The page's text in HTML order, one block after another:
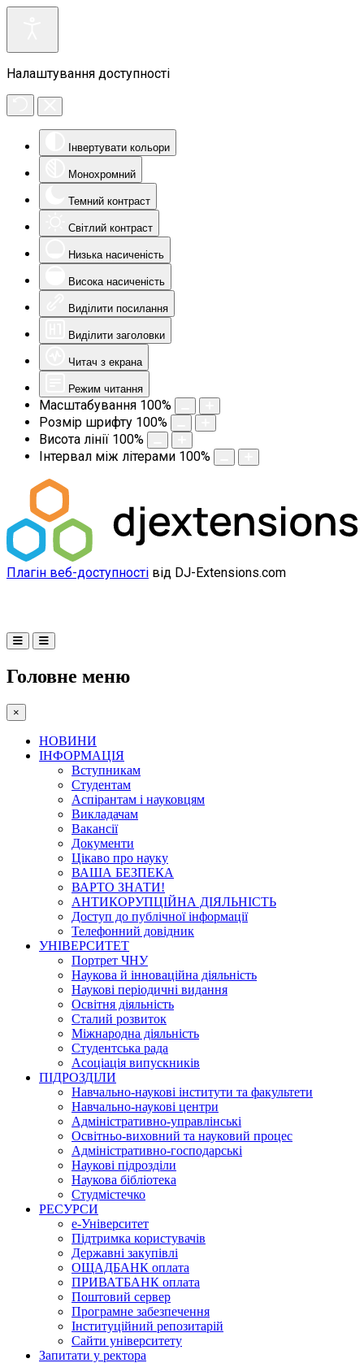
Налаштування доступності
Інвертувати кольори
Монохромний
Темний контраст
Світлий контраст
Низька насиченість
Висока насиченість
Виділити посилання
Виділити заголовки
Читач з екрана
Режим читання
Масштабування 100%
Розмір шрифту 100%
Висота лінії 100%
Інтервал між літерами 100%
Плагін веб-доступності від DJ-Extensions.com
Головне меню
×
НОВИНИ
ІНФОРМАЦІЯ
Вступникам
Студентам
Аспірантам і науковцям
Викладачам
Вакансії
Документи
Цікаво про науку
ВАША БЕЗПЕКА
ВАРТО ЗНАТИ!
АНТИКОРУПЦІЙНА ДІЯЛЬНІСТЬ
Доступ до публічної інформації
Телефонний довідник
УНІВЕРСИТЕТ
Портрет ЧНУ
Наукова й інноваційна діяльність
Наукові періодичні видання
Освітня діяльність
Сталий розвиток
Міжнародна діяльність
Студентська рада
Асоціація випускників
ПІДРОЗДІЛИ
Навчально-наукові інститути та факультети
Навчально-наукові центри
Адміністративно-управлінські
Освітньо-виховний та науковий процес
Адміністративно-господарські
Наукові підрозділи
Наукова бібліотека
Студмістечко
РЕСУРСИ
е-Університет
Підтримка користувачів
Державні закупівлі
ОЩАДБАНК оплата
ПРИВАТБАНК оплата
Поштовий сервер
Програмне забезпечення
Інституційний репозитарій
Сайти університету
Запитати у ректора